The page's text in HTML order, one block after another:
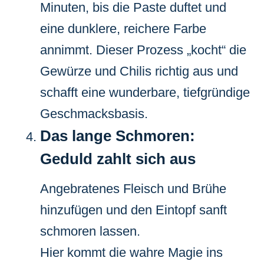
Minuten, bis die Paste duftet und
eine dunklere, reichere Farbe
annimmt. Dieser Prozess „kocht“ die
Gewürze und Chilis richtig aus und
schafft eine wunderbare, tiefgründige
Geschmacksbasis.
Das lange Schmoren:
Geduld zahlt sich aus
Angebratenes Fleisch und Brühe
hinzufügen und den Eintopf sanft
schmoren lassen.
Hier kommt die wahre Magie ins